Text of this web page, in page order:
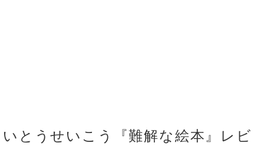
いとうせいこう『難解な絵本』レビ